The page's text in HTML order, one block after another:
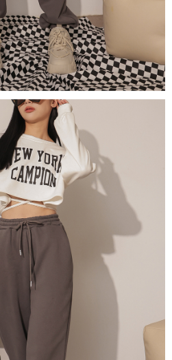
はAFTEEにあなたの個人情報の収集、処
意いただけない場合は、当サービスを選